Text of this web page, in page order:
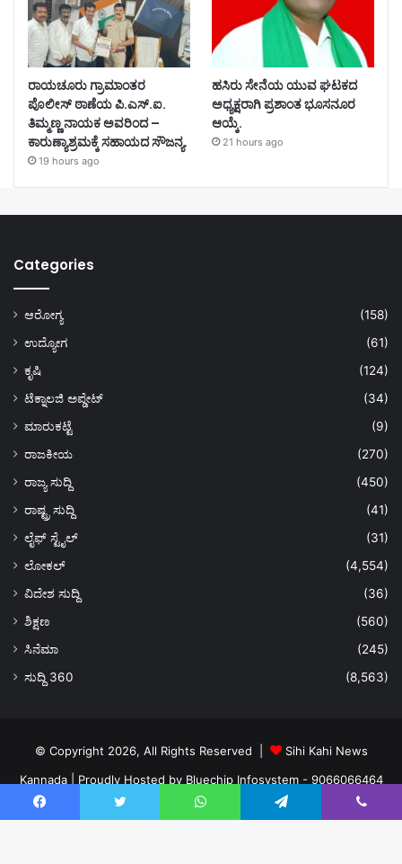
ರಾಯಚೂರು ಗ್ರಾಮಾಂತರ
ಪೊಲೀಸ್ ಠಾಣೆಯ ಪಿ.ಎಸ್.ಐ.
ತಿಮ್ಮಣ್ಣ ನಾಯಕ ಅವರಿಂದ –
ಕಾರುಣ್ಯಾಶ್ರಮಕ್ಕೆ ಸಹಾಯದ ಸೌಜನ್ಯ.
19 hours ago
ಹಸಿರು ಸೇನೆಯ ಯುವ ಘಟಕದ
ಅಧ್ಯಕ್ಷರಾಗಿ ಪ್ರಶಾಂತ ಭೂಸನೂರ
ಆಯ್ಕೆ.
21 hours ago
Categories
ಆರೋಗ್ಯ
(158)
ಉದ್ಯೋಗ
(61)
ಕೃಷಿ
(124)
ಟೆಕ್ನಾಲಜಿ ಅಪ್ಡೇಟ್
(34)
ಮಾರುಕಟ್ಟೆ
(9)
ರಾಜಕೀಯ
(270)
ರಾಜ್ಯ ಸುದ್ದಿ
(450)
ರಾಷ್ಟ್ರ ಸುದ್ದಿ
(41)
ಲೈಫ್ ಸ್ಟೈಲ್
(31)
ಲೋಕಲ್
(4,554)
ವಿದೇಶ ಸುದ್ದಿ
(36)
ಶಿಕ್ಷಣ
(560)
ಸಿನೆಮಾ
(245)
ಸುದ್ದಿ 360
(8,563)
© Copyright 2026, All Rights Reserved |
Sihi Kahi News
Kannada| Proudly Hosted by Bluechip Infosystem - 9066066464
About US
Privacy Policy Ads Policy
Terms and Conditions
Facebook Twitter WhatsApp Telegram Viber